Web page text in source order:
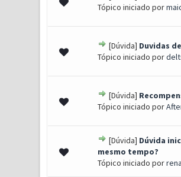
Tópico iniciado por
[Dúvida] Duvidas
Tópico iniciado por
0 Voto(s) -
[Dúvida]
Tópico iniciado por
0 Voto(s) -
[Dúvida] Dúvida
mesmo tempo?
Tópico iniciado por
0 Voto(s) -